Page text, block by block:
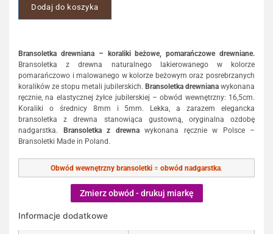
Dodaj do koszyka
Bransoletka drewniana – koraliki beżowe, pomarańczowe drewniane.
Bransoletka z drewna naturalnego lakierowanego w kolorze
pomarańczowo i malowanego w kolorze beżowym oraz posrebrzanych
koralików ze stopu metali jubilerskich. Bransoletka drewniana wykonana
ręcznie, na elastycznej żyłce jubilerskiej – obwód wewnętrzny: 16,5cm.
Koraliki o średnicy 8mm i 5mm. Lekka, a zarazem elegancka
bransoletka z drewna stanowiąca gustowną, oryginalna ozdobę
nadgarstka. Bransoletka z drewnawykonana ręcznie w Polsce –
Bransoletki Made in Poland.
Obwód wewnętrzny bransoletki = obwód nadgarstka.
Zmierz obwód - drukuj miarkę
Informacje dodatkowe